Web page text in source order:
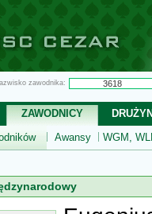
zawodnika:
ZAWODNICY
Awansy WGM,